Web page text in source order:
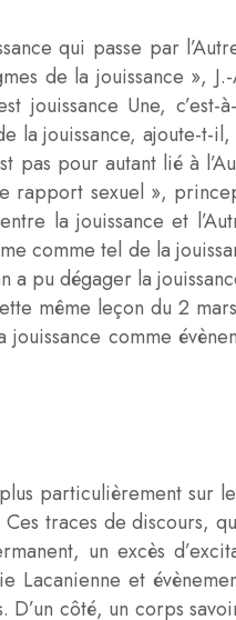
qui passe par
de la jouissance »,
jouissance Une, c’est-
la jouissance, ajoute-t-
pour autant lié à
rapport sexuel »,
la jouissance et
comme tel de la
a pu dégager la
même leçon du 2
comme
particulièrement sur
traces de discours,
un excès
Lacanienne et
côté, un corps